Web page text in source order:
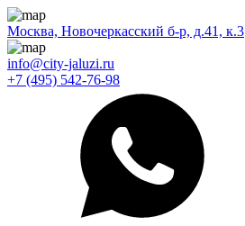
Москва, Новочеркасский б-р, д.41, к.3
info@city-jaluzi.ru
+7 (495) 542-76-98